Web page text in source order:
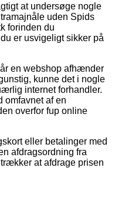
at undersøge nogle
uden Spids
forinden du
er usvigeligt sikker på
en webshop afhænder
kunne det i nogle
internet forhandler.
omfavnet af en
overfor fup online
eller betalinger med
afdragsordning fra
at afdrage prisen